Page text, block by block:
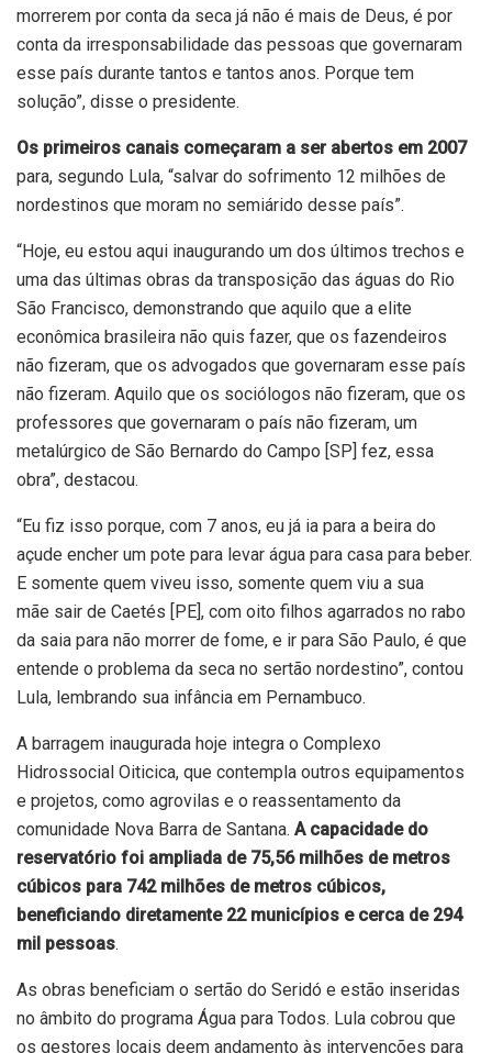
morrerem por conta da seca já não é mais de Deus, é por
conta da irresponsabilidade das pessoas que governaram
esse país durante tantos e tantos anos. Porque tem
solução”, disse o presidente.
Os primeiros canais começaram a ser abertos em 2007
para, segundo Lula, “salvar do sofrimento 12 milhões de
nordestinos que moram no semiárido desse país”.
“Hoje, eu estou aqui inaugurando um dos últimos trechos e
uma das últimas obras da transposição das águas do Rio
São Francisco, demonstrando que aquilo que a elite
econômica brasileira não quis fazer, que os fazendeiros
não fizeram, que os advogados que governaram esse país
não fizeram. Aquilo que os sociólogos não fizeram, que os
professores que governaram o país não fizeram, um
metalúrgico de São Bernardo do Campo [SP] fez, essa
obra”, destacou.
“Eu fiz isso porque, com 7 anos, eu já ia para a beira do
açude encher um pote para levar água para casa para beber.
E somente quem viveu isso, somente quem viu a sua
mãe sair de Caetés [PE], com oito filhos agarrados no rabo
da saia para não morrer de fome, e ir para São Paulo, é que
entende o problema da seca no sertão nordestino”, contou
Lula, lembrando sua infância em Pernambuco.
A barragem inaugurada hoje integra o Complexo
Hidrossocial Oiticica, que contempla outros equipamentos
e projetos, como agrovilas e o reassentamento da
comunidade Nova Barra de Santana. A capacidade do
reservatório foi ampliada de 75,56 milhões de metros
cúbicos para 742 milhões de metros cúbicos,
beneficiando diretamente 22 municípios e cerca de 294
mil pessoas.
As obras beneficiam o sertão do Seridó e estão inseridas
no âmbito do programa Água para Todos. Lula cobrou que
os gestores locais deem andamento às intervenções para